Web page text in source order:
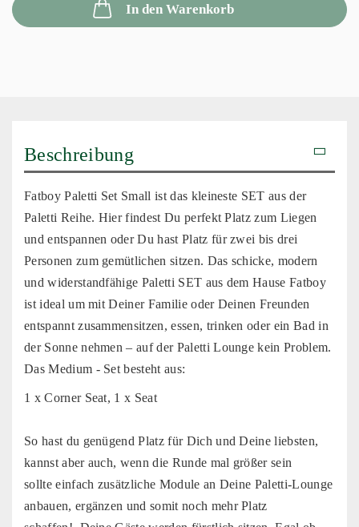
In den Warenkorb
Beschreibung
Fatboy Paletti Set Small ist das kleineste SET aus der
Paletti Reihe. Hier findest Du perfekt Platz zum Liegen
und entspannen oder Du hast Platz für zwei bis drei
Personen zum gemütlichen sitzen. Das schicke, modern
und widerstandfähige Paletti SET aus dem Hause Fatboy
ist ideal um mit Deiner Familie oder Deinen Freunden
entspannt zusammensitzen, essen, trinken oder ein Bad in
der Sonne nehmen – auf der Paletti Lounge kein Problem.
Das Medium - Set besteht aus:
1 x Corner Seat, 1 x Seat
So hast du genügend Platz für Dich und Deine liebsten,
kannst aber auch, wenn die Runde mal größer sein
sollte einfach zusätzliche Module an Deine Paletti-Lounge
anbauen, ergänzen und somit noch mehr Platz